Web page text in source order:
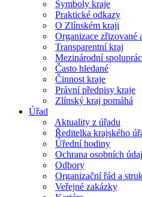
Symboly kraje
Praktické odkazy
O Zlínském kraji
Organizace zřizované
Transparentní kraj
Mezinárodní
Často hledané
Činnost kraje
Právní předpisy kraje
Zlínský kraj pomáhá
Úřad
Aktuality z úřadu
Ředitelka krajského
Úřední hodiny
Ochrana osobních
Odbory
Organizační řád a
Veřejné zakázky